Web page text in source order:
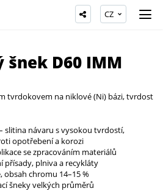
CZ
šnek D60 IMM
tvrdokovem na niklové (Ni) bázi, tvrdost
slitina návaru s vysokou tvrdostí,
opotřebení a korozi
se zpracováním materiálů
přísady, plniva a recykláty
obsah chromu 14–15 %
šneky velkých průměrů